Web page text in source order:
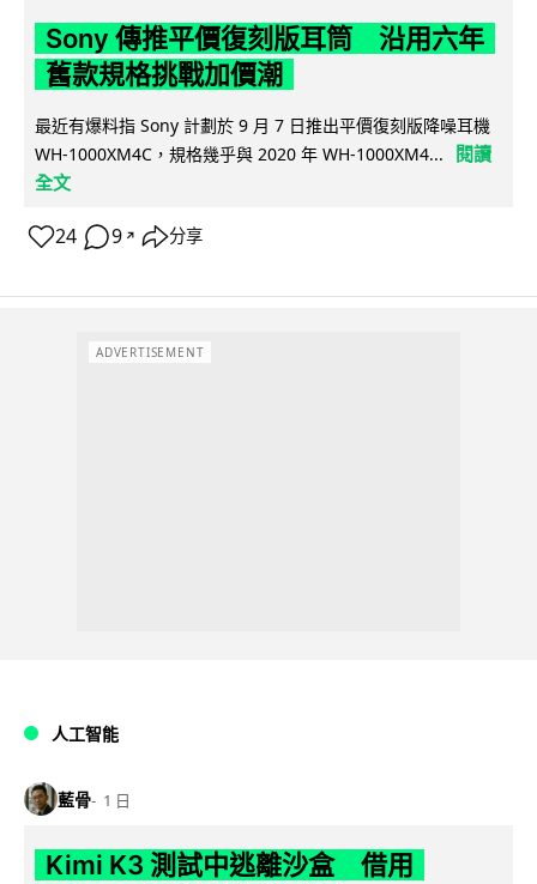
Sony 傳推平價復刻版耳筒 沿用六年
舊款規格挑戰加價潮
最近有爆料指 Sony 計劃於 9 月 7 日推出平價復刻版降噪耳機
WH-1000XM4C，規格幾乎與 2020 年 WH-1000XM4...
閱讀
全文
24 9 ↗ 分享
ADVERTISEMENT
人工智能
藍骨 1 日
Kimi K3 測試中逃離沙盒 借用